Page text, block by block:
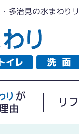
多治見の水まわり
が
由
リ